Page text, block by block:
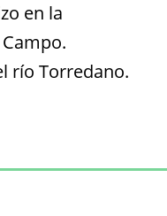
en la
río Torredano.